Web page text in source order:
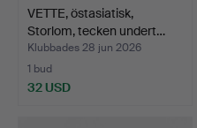
VETTE, östasiatisk,
Storlom, tecken undert…
Klubbades 28 jun 2026
1 bud
32 USD